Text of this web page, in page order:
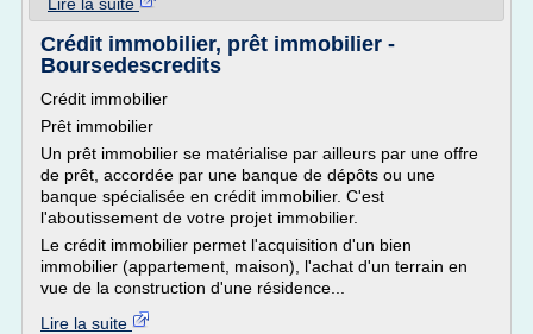
Crédit immobilier, prêt immobilier -
Boursedescredits
Crédit immobilier
Prêt immobilier
Un prêt immobilier se matérialise par ailleurs par une offre
de prêt, accordée par une banque de dépôts ou une
banque spécialisée en crédit immobilier. C'est
l'aboutissement de votre projet immobilier.
Le crédit immobilier permet l'acquisition d'un bien
immobilier (appartement, maison), l'achat d'un terrain en
vue de la construction d'une résidence...
Lire la suite